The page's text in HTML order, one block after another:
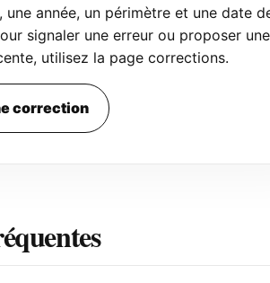
une année, un périmètre et une date
signaler une erreur ou proposer une
utilisez la page corrections.
correction